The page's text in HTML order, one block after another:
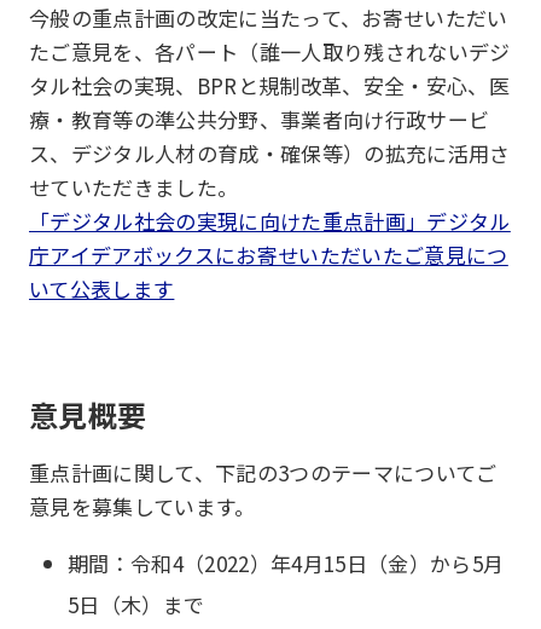
今般の重点計画の改定に当たって、お寄せいただい
たご意見を、各パート（誰一人取り残されないデジ
タル社会の実現、BPRと規制改革、安全・安心、医
療・教育等の準公共分野、事業者向け行政サービ
ス、デジタル人材の育成・確保等）の拡充に活用さ
せていただきました。
「デジタル社会の実現に向けた重点計画」デジタル
庁アイデアボックスにお寄せいただいたご意見につ
いて公表します
意見概要
重点計画に関して、下記の3つのテーマについてご
意見を募集しています。
期間：令和4（2022）年4月15日（金）から5月
5日（木）まで